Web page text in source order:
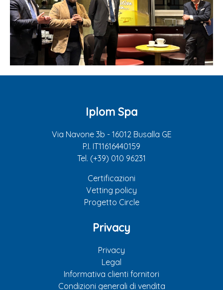
Iplom Spa
Via Navone 3b - 16012 Busalla GE
P.I. IT11616440159
Tel. (+39) 010 96231
Certificazioni
Vetting policy
Progetto Circle
Privacy
Privacy
Legal
Informativa clienti fornitori
Condizioni generali di vendita